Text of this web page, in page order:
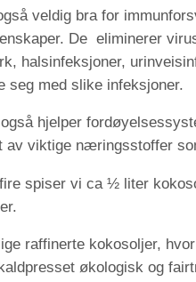
veldig bra for
De eliminerer
halsinfeksjoner,
seg med slike infeksjoner.
hjelper
av viktige næringsstoffer
spiser vi ca ½ liter
raffinerte kokosoljer,
økologisk og